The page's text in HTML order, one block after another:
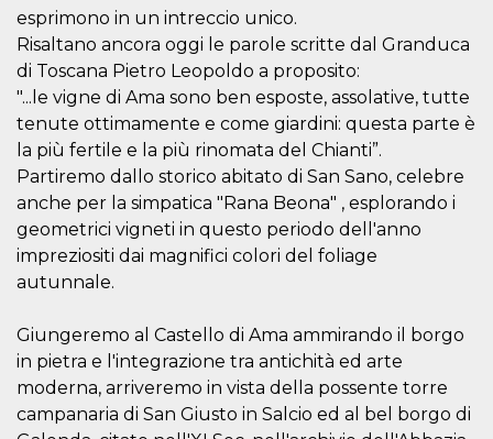
esprimono in un intreccio unico.
Risaltano ancora oggi le parole scritte dal Granduca
di Toscana Pietro Leopoldo a proposito:
"...le vigne di Ama sono ben esposte, assolative, tutte
tenute ottimamente e come giardini: questa parte è
la più fertile e la più rinomata del Chianti”.
Partiremo dallo storico abitato di San Sano, celebre
anche per la simpatica "Rana Beona" , esplorando i
geometrici vigneti in questo periodo dell'anno
impreziositi dai magnifici colori del foliage
autunnale.
Giungeremo al Castello di Ama ammirando il borgo
in pietra e l'integrazione tra antichità ed arte
moderna, arriveremo in vista della possente torre
campanaria di San Giusto in Salcio ed al bel borgo di
específico del
mantener un
estado de inicio
de sesión para
m
Stripe
m.stripe.com
1 año 1 mes
Esta cookie se
utiliza
para el
facilitando el
almacenamiento
de contenidos
en el navegador
para hacer que
las páginas se
carguen más
rápido.